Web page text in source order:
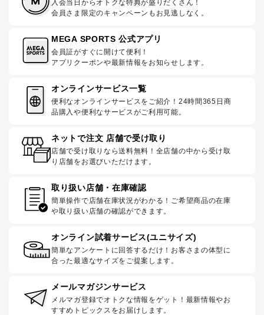
入会当日からオトクな特典が盛りだくさん！
会員さま限定のキャンペーンもお見逃しなく。
MEGA SPORTS 公式アプリ
会員証がすぐに開けて便利！
アプリクーポンや最新情報をお知らせします。
オンラインサービス一覧
便利なオンラインサービスをご紹介！24時間365日商
品購入や便利なサービスがご利用可能。
ネットで注文 店舗で受け取り
店舗で受け取りなら送料無料！全店舗の中から受け取
り店舗をお選びいただけます。
取り扱い店舗・在庫確認
簡単操作で店舗在庫状況がわかる！ご希望商品の在庫
や取り扱い店舗の確認ができます。
オンライン試着サービス(ユニサイズ)
簡単なアンケートに回答するだけ！お客さまの体型に
合った最適なサイズをご提案します。
メールマガジンサービス
メルマガ登録でオトクな情報をゲット！最新情報やお
すすめトピックスをお届けします。